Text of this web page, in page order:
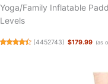
Yoga/Family Inflatable
Levels
(4452743) $179.99 (as